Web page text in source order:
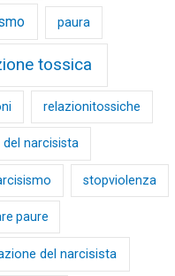
paura
tossica
relazionitossiche
narcisista
stopviolenza
paure
del narcisista